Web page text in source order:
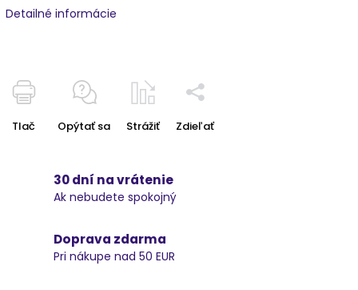
Detailné informácie
Tlač Opýtať sa Strážiť Zdieľať
30 dní na vrátenie
Ak nebudete spokojný
Doprava zdarma
Pri nákupe nad 50 EUR